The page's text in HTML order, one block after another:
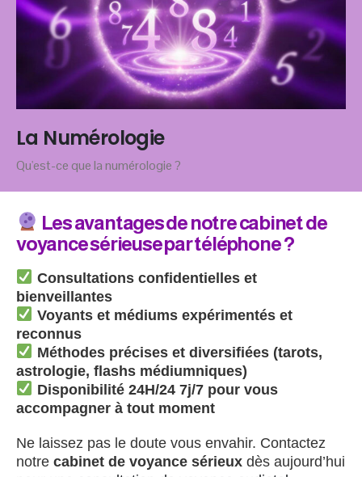
La Numérologie
Qu'est-ce que la numérologie ?
Les avantages de notre cabinet de
voyance sérieuse par téléphone ?
Consultations confidentielles et
bienveillantes
Voyants et médiums expérimentés et
reconnus
Méthodes précises et diversifiées (tarots,
astrologie, flashs médiumniques)
Disponibilité 24H/24 7j/7 pour vous
accompagner à tout moment
Ne laissez pas le doute vous envahir. Contactez
notre cabinet de voyance sérieux dès aujourd’hui